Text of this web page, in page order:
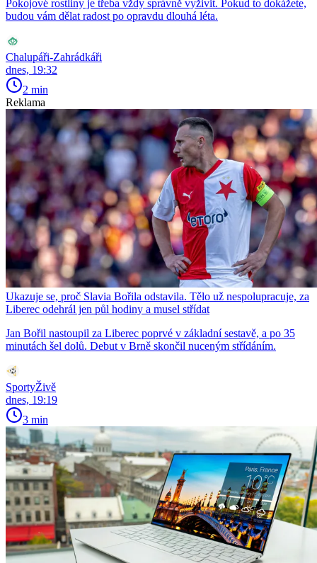
Pokojové rostliny je třeba vždy správně vyživit. Pokud to dokážete,
budou vám dělat radost po opravdu dlouhá léta.
Chalupáři-Zahrádkáři
dnes, 19:32
2 min
Reklama
Ukazuje se, proč Slavia Bořila odstavila. Tělo už nespolupracuje, za
Liberec odehrál jen půl hodiny a musel střídat
Jan Bořil nastoupil za Liberec poprvé v základní sestavě, a po 35
minutách šel dolů. Debut v Brně skončil nuceným střídáním.
SportyŽivě
dnes, 19:19
3 min